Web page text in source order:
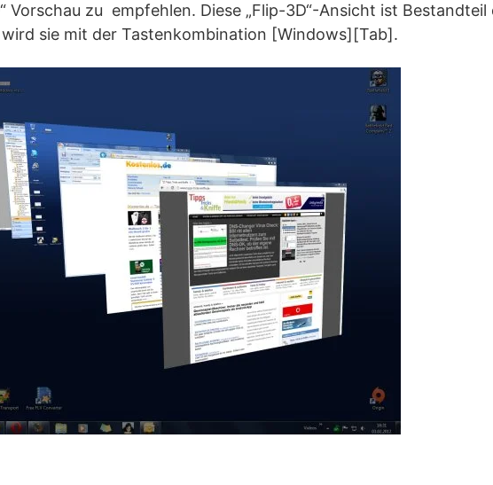
Vorschau zu empfehlen. Diese „Flip-3D“-Ansicht ist
sie mit der Tastenkombination [Windows][Tab].